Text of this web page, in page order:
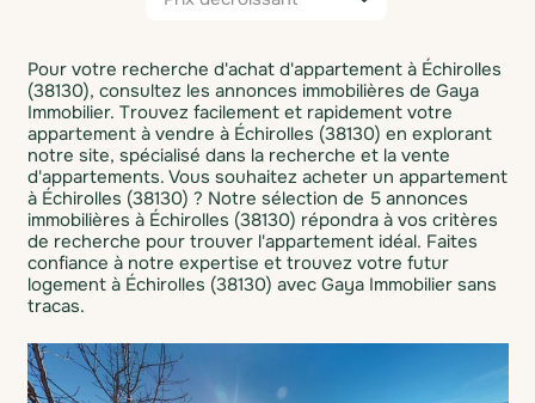
Pour votre recherche d'achat d'appartement à Échirolles
(38130), consultez les annonces immobilières de Gaya
Immobilier. Trouvez facilement et rapidement votre
appartement à vendre à Échirolles (38130) en explorant
notre site, spécialisé dans la recherche et la vente
d'appartements. Vous souhaitez acheter un appartement
à Échirolles (38130) ? Notre sélection de 5 annonces
immobilières à Échirolles (38130) répondra à vos critères
de recherche pour trouver l'appartement idéal. Faites
confiance à notre expertise et trouvez votre futur
logement à Échirolles (38130) avec Gaya Immobilier sans
tracas.